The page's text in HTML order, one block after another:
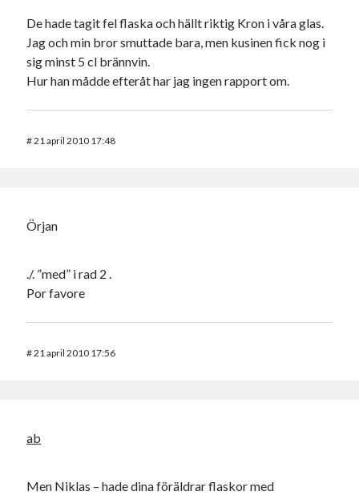
De hade tagit fel flaska och hällt riktig Kron i våra glas.
Jag och min bror smuttade bara, men kusinen fick nog i
sig minst 5 cl brännvin.
Hur han mådde efteråt har jag ingen rapport om.
#21 april 2010 17:48
Örjan
./. ”med” i rad 2 .
Por favore
#21 april 2010 17:56
ab
Men Niklas – hade dina föräldrar flaskor med